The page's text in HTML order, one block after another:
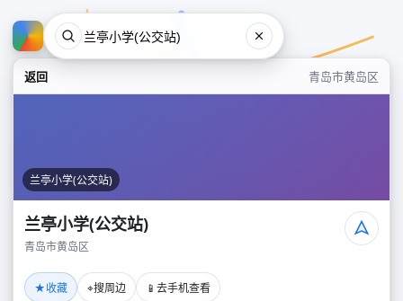
返回 青岛市黄岛区
兰亭小学(公交站)
兰亭小学(公交站)
青岛市黄岛区
★收藏 ⌖搜周边 📱 去手机查看